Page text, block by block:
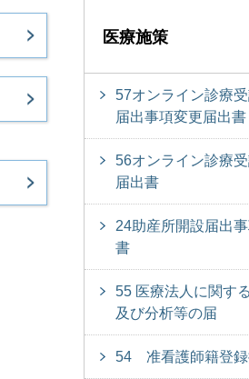
医療施策
57オンライン診療
届出事項変更届出書
56オンライン診療
届出書
24助産所開設届出
書
55 医療法人に関す
及び分析等の届
54 准看護師籍登録